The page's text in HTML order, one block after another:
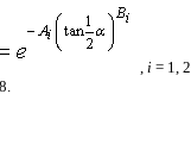
, i = 1, 2